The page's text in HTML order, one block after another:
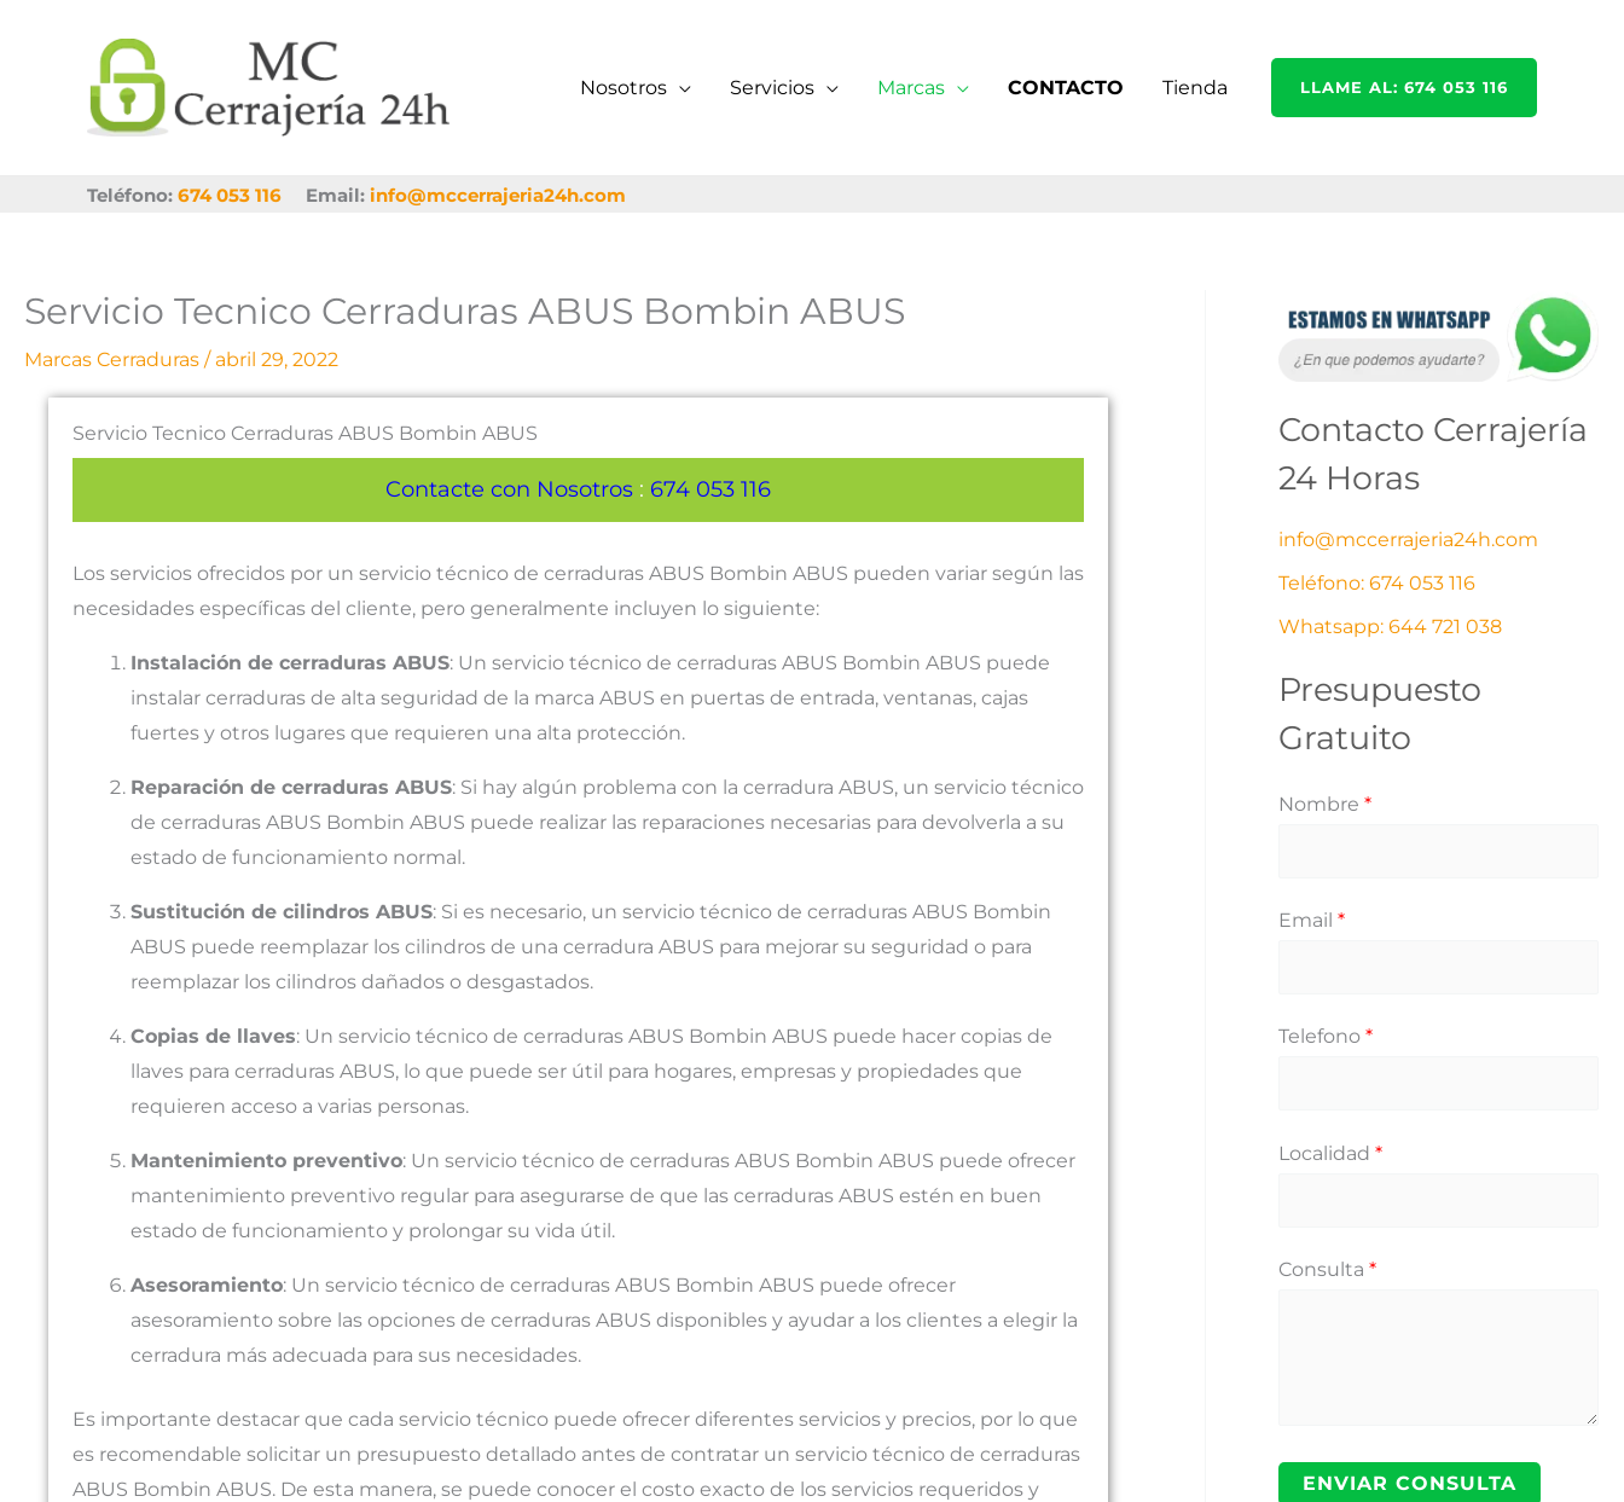
contenido
Nosotros Servicios Marcas CONTACTO Tienda LLAME AL: 674 053 116
Teléfono: 674 053 116 Email: info@mccerrajeria24h.com
Servicio Tecnico Cerraduras ABUS Bombin ABUS
Marcas Cerraduras / abril 29, 2022
Servicio Tecnico Cerraduras ABUS Bombin ABUS
Contacte con Nosotros : 674 053 116
Los servicios ofrecidos por un servicio técnico de cerraduras ABUS Bombin ABUS pueden variar según las
necesidades específicas del cliente, pero generalmente incluyen lo siguiente:
Instalación de cerraduras ABUS: Un servicio técnico de cerraduras ABUS Bombin ABUS puede
instalar cerraduras de alta seguridad de la marca ABUS en puertas de entrada, ventanas, cajas
fuertes y otros lugares que requieren una alta protección.
Reparación de cerraduras ABUS: Si hay algún problema con la cerradura ABUS, un servicio técnico
de cerraduras ABUS Bombin ABUS puede realizar las reparaciones necesarias para devolverla a su
estado de funcionamiento normal.
Sustitución de cilindros ABUS: Si es necesario, un servicio técnico de cerraduras ABUS Bombin
ABUS puede reemplazar los cilindros de una cerradura ABUS para mejorar su seguridad o para
reemplazar los cilindros dañados o desgastados.
Copias de llaves: Un servicio técnico de cerraduras ABUS Bombin ABUS puede hacer copias de
llaves para cerraduras ABUS, lo que puede ser útil para hogares, empresas y propiedades que
requieren acceso a varias personas.
Mantenimiento preventivo: Un servicio técnico de cerraduras ABUS Bombin ABUS puede ofrecer
mantenimiento preventivo regular para asegurarse de que las cerraduras ABUS estén en buen
estado de funcionamiento y prolongar su vida útil.
Asesoramiento: Un servicio técnico de cerraduras ABUS Bombin ABUS puede ofrecer
asesoramiento sobre las opciones de cerraduras ABUS disponibles y ayudar a los clientes a elegir la
cerradura más adecuada para sus necesidades.
Es importante destacar que cada servicio técnico puede ofrecer diferentes servicios y precios, por lo que
es recomendable solicitar un presupuesto detallado antes de contratar un servicio técnico de cerraduras
ABUS Bombin ABUS. De esta manera, se puede conocer el costo exacto de los servicios requeridos y
Contacto Cerrajería
24 Horas
info@mccerrajeria24h.com
Teléfono: 674 053 116
Whatsapp: 644 721 038
Presupuesto
Gratuito
Nombre *
Email *
Telefono *
Localidad *
Consulta *
A
h
i
o
s